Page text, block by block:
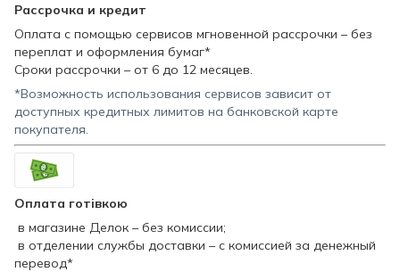
Рассрочка и кредит
Оплата с помощью сервисов мгновенной рассрочки – без
переплат и оформления бумаг*
Сроки рассрочки – от 6 до 12 месяцев.
*Возможность использования сервисов зависит от
доступных кредитных лимитов на банковской карте
покупателя.
Оплата готівкою
в магазине Делок – без комиссии;
в отделении службы доставки – с комиссией за денежный
перевод*